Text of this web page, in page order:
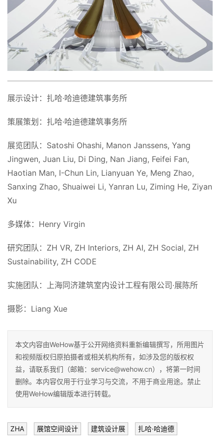
展示设计： 扎哈·哈迪德建筑事务所
策展策划： 扎哈·哈迪德建筑事务所
展览团队： Satoshi Ohashi, Manon Janssens, Yang
Jingwen, Juan Liu, Di Ding, Nan Jiang, Feifei Fan,
Haotian Man, I-Chun Lin, Lianyuan Ye, Meng Zhao,
Sanxing Zhao, Shuaiwei Li, Yanran Lu, Ziming He, Ziyan
Xu
多媒体： Henry Virgin
研究团队： ZH VR, ZH Interiors, ZH AI, ZH Social, ZH
Sustainability, ZH CODE
实施团队： 上海同济建筑室内设计工程有限公司·展陈所
摄影： Liang Xue
本文内容由WeHow基于公开网络资料重新编辑撰写，所用图片
和视频版权归原拍摄者或相关机构所有，如涉及您的版权权
益，请联系我们（邮箱：service@wehow.cn），将第一时间
删除。本内容仅用于行业学习与交流，不用于商业用途。禁止
使用WeHow编辑版本进行转载。
ZHA 展馆空间设计 建筑设计展 扎哈·哈迪德